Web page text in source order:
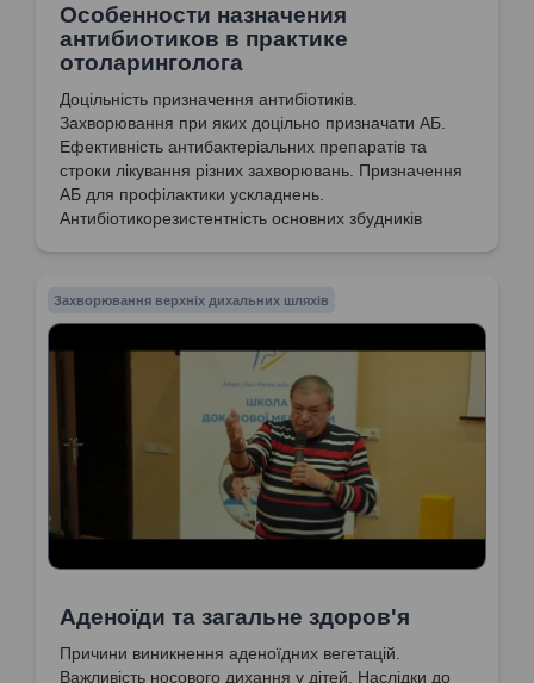
Особенности назначения
антибиотиков в практике
отоларинголога
Доцільність призначення антибіотиків.
Захворювання при яких доцільно призначати АБ.
Ефективність антибактеріальних препаратів та
строки лікування різних захворювань. Призначення
АБ для профілактики ускладнень.
Антибіотикорезистентність основних збудників
Пригнічення імунної системи при лікуванні ангіни.
Захворювання верхніх дихальних шляхів
Аденоїди та загальне здоров'я
Причини виникнення аденоїдних вегетацій.
Важливість носового дихання у дітей. Наслідки до